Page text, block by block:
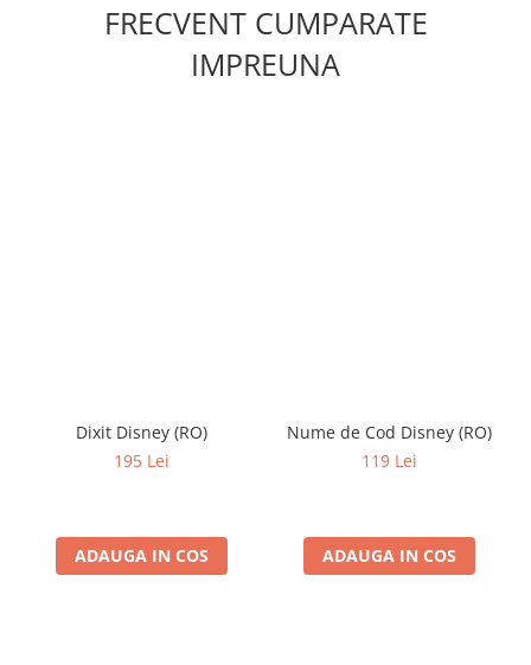
FRECVENT CUMPARATE
IMPREUNA
Dixit Disney (RO)
195 Lei
ADAUGA IN COS
Nume de Cod Disney (RO)
119 Lei
ADAUGA IN COS